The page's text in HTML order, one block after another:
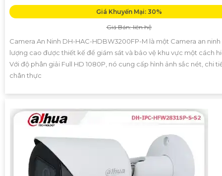
Giá Khuyến Mại: 30%
Giá Bán: liên hệ
Camera An Ninh DH-HAC-HDBW3200FP-M là một Camera an
lượng cao được thiết kế để giám sát và bảo vệ khu vực một cách
Với độ phân giải Full HD 1080P, nó cung cấp hình ảnh sắc nét, chi
chân thực